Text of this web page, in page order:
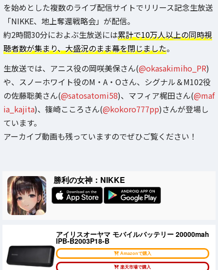
を始めとした複数のライブ配信サイトでリリース記念生放送
「NIKKE、地上奪還戦略会」が配信。
約2時間30分におよぶ生放送には累計で10万人以上の同時視
聴者数が集まり、大盛況のまま幕を閉じました。
生放送では、アニス役の岡咲美保さん(@okasakimiho_PR)
や、スノーホワイト役のM・A・Oさん、シグナル＆M102役
の佐藤聡美さん(@satosatomi58)、マフィア梶田さん(@maf
ia_kajita)、篠崎こころさん(@kokoro777pp)さんが登場し
ています。
アーカイブ動画も残っていますのでぜひご覧ください！
勝利の女神：NIKKE
アイリスオーヤマ モバイルバッテリー 20000mah
IPB-B2003P18-B
Amazonで購入
楽天市場で購入